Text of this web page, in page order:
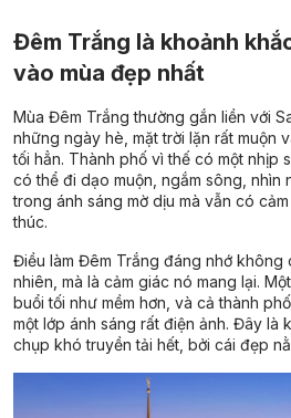
Đêm Trắng là khoảnh
vào mùa đẹp nhất
Mùa Đêm Trắng thường gắn liền với
những ngày hè, mặt trời lặn rất muộn
tối hẳn. Thành phố vì thế có một nhịp
có thể đi dạo muộn, ngắm sông, nhìn
trong ánh sáng mờ dịu mà vẫn có
thúc.
Điều làm Đêm Trắng đáng nhớ không
nhiên, mà là cảm giác nó mang lại.
buổi tối như mềm hơn, và cả thành
một lớp ánh sáng rất điện ảnh. Đây là
chụp khó truyền tải hết, bởi cái đẹp